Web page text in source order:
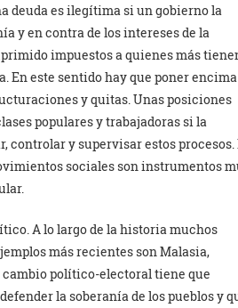
deuda es ilegítima si un gobierno la
y en contra de los intereses de la
impuestos a quienes más
En este sentido hay que poner encima
y quitas. Unas posiciones
populares y trabajadoras si la
y supervisar estos procesos.
sociales son instrumentos
A lo largo de la historia muchos
más recientes son Malasia,
político-electoral tiene que
la soberanía de los pueblos y